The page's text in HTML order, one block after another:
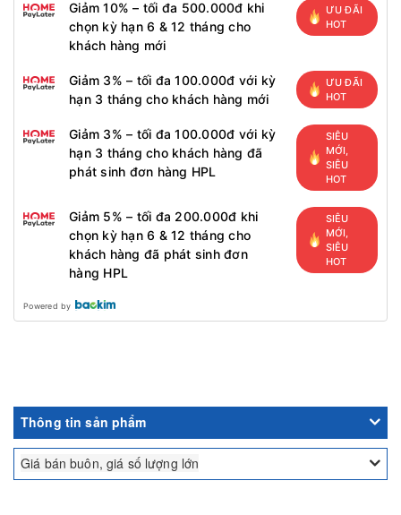
Giảm 10% – tối đa 500.000đ khi
chọn kỳ hạn 6 & 12 tháng cho
khách hàng mới
ƯU ĐÃI
HOT
Giảm 3% – tối đa 100.000đ với kỳ
hạn 3 tháng cho khách hàng mới
ƯU ĐÃI
HOT
Giảm 3% – tối đa 100.000đ với kỳ
hạn 3 tháng cho khách hàng đã
phát sinh đơn hàng HPL
SIÊU
MỚI,
SIÊU
HOT
Giảm 5% – tối đa 200.000đ khi
chọn kỳ hạn 6 & 12 tháng cho
khách hàng đã phát sinh đơn
hàng HPL
SIÊU
MỚI,
SIÊU
HOT
Powered by
Thông tin sản phẩm
Giá bán buôn, giá số lượng lớn